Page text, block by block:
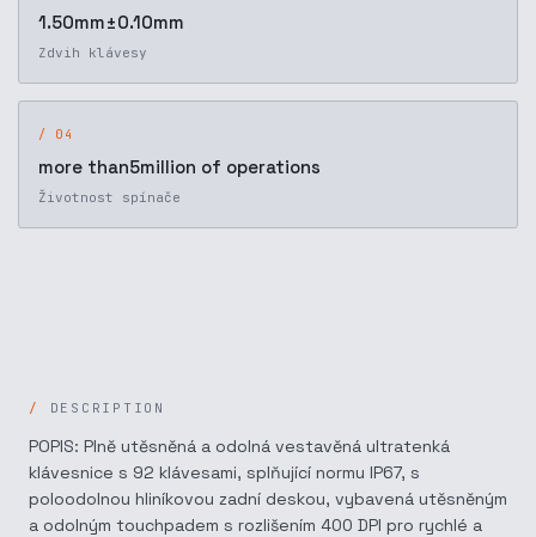
1.50mm±0.10mm
Zdvih klávesy
/ 04
more than5million of operations
Životnost spínače
DESCRIPTION
POPIS: Plně utěsněná a odolná vestavěná ultratenká
klávesnice s 92 klávesami, splňující normu IP67, s
poloodolnou hliníkovou zadní deskou, vybavená utěsněným
a odolným touchpadem s rozlišením 400 DPI pro rychlé a